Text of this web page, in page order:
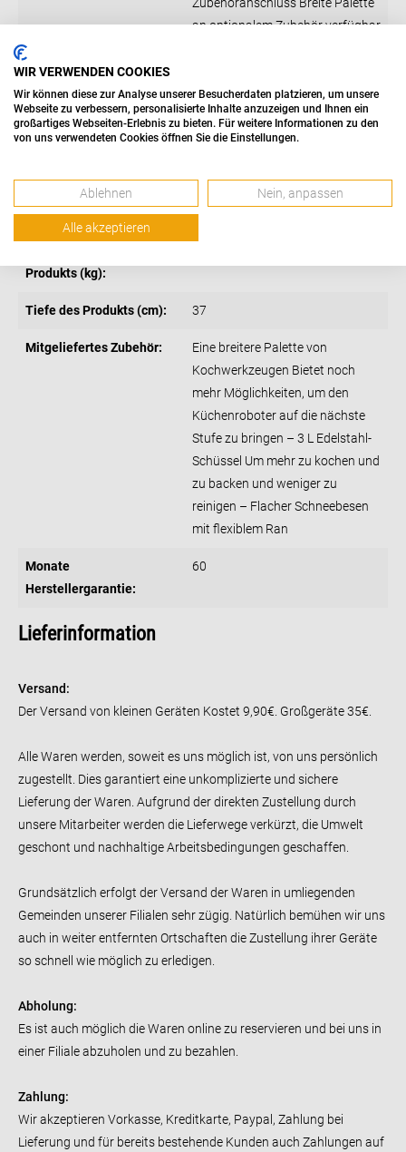
an optionalem Zubehör verfügbar
Direktantriebsmotor Ideal für die
Zubereitung kleiner und großer
Mengen an Lebensm
Breite des Produkts (cm): 24
Produkts (kg):
Tiefe des Produkts (cm): 37
Mitgeliefertes Zubehör:
Eine breitere Palette von
Kochwerkzeugen Bietet noch
mehr Möglichkeiten, um den
Küchenroboter auf die nächste
Stufe zu bringen – 3 L Edelstahl-
Schüssel Um mehr zu kochen und
zu backen und weniger zu
reinigen – Flacher Schneebesen
mit flexiblem Ran
Monate
Herstellergarantie:
60
Lieferinformation
Versand:
Der Versand von kleinen Geräten Kostet 9,90€. Großgeräte 35€.
Alle Waren werden, soweit es uns möglich ist, von uns persönlich
zugestellt. Dies garantiert eine unkomplizierte und sichere
Lieferung der Waren. Aufgrund der direkten Zustellung durch
unsere Mitarbeiter werden die Lieferwege verkürzt, die Umwelt
geschont und nachhaltige Arbeitsbedingungen geschaffen.
Grundsätzlich erfolgt der Versand der Waren in umliegenden
Gemeinden unserer Filialen sehr zügig. Natürlich bemühen wir uns
auch in weiter entfernten Ortschaften die Zustellung ihrer Geräte
so schnell wie möglich zu erledigen.
Abholung:
Es ist auch möglich die Waren online zu reservieren und bei uns in
einer Filiale abzuholen und zu bezahlen.
Zahlung:
Wir akzeptieren Vorkasse, Kreditkarte, Paypal, Zahlung bei
Lieferung und für bereits bestehende Kunden auch Zahlungen auf
WIR VERWENDEN COOKIES
Wir können diese zur Analyse unserer Besucherdaten platzieren, um unsere
Webseite zu verbessern, personalisierte Inhalte anzuzeigen und Ihnen ein
großartiges Webseiten-Erlebnis zu bieten. Für weitere Informationen zu den
von uns verwendeten Cookies öffnen Sie die Einstellungen.
Ablehnen Nein, anpassen
Alle akzeptieren